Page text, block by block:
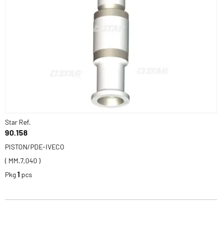
Star Ref.
90.158
PISTON/PDE-IVECO
( MM.7,040 )
Pkg1 pcs